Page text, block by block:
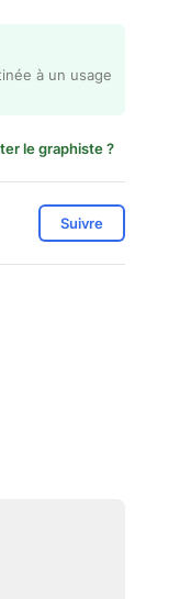
à un usage
le graphiste ?
Suivre